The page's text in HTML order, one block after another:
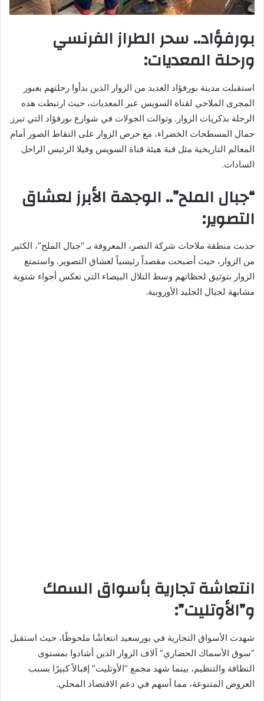
بورفؤاد.. سحر الطراز الفرنسي
ورحلة المعديات:
استقبلت مدينة بورفؤاد العديد من الزوار الذين بدأوا رحلتهم بعبور
المجرى الملاحي لقناة السويس عبر المعديات، حيث ارتبطت هذه
الرحلة بذكريات الزوار. وتوالت الجولات في شوارع بورفؤاد التي تبرز
جمال المسطحات الخضراء، مع حرص الزوار على التقاط الصور أمام
المعالم التاريخية مثل قبة هيئة قناة السويس وفيلا الرئيس الراحل
السادات.
“جبال الملح”.. الوجهة الأبرز لعشاق
التصوير:
جذبت منطقة ملاحات شركة النصر، المعروفة بـ “جبال الملح”، الكثير
من الزوار، حيث أصبحت مقصداً رئيسياً لعشاق التصوير. واستمتع
الزوار بتوثيق لحظاتهم وسط التلال البيضاء التي تعكس أجواء شتوية
مشابهة لجبال الجليد الأوروبية.
انتعاشة تجارية بأسواق السمك
و”الأوتليت”:
شهدت الأسواق التجارية في بورسعيد انتعاشًا ملحوظًا، حيث استقبل
“سوق الأسماك الحضاري” آلاف الزوار الذين أشادوا بمستوى
النظافة والتنظيم، بينما شهد مجمع “الأوتليت” إقبالاً كبيرًا بسبب
العروض المتنوعة، مما أسهم في دعم الاقتصاد المحلي.